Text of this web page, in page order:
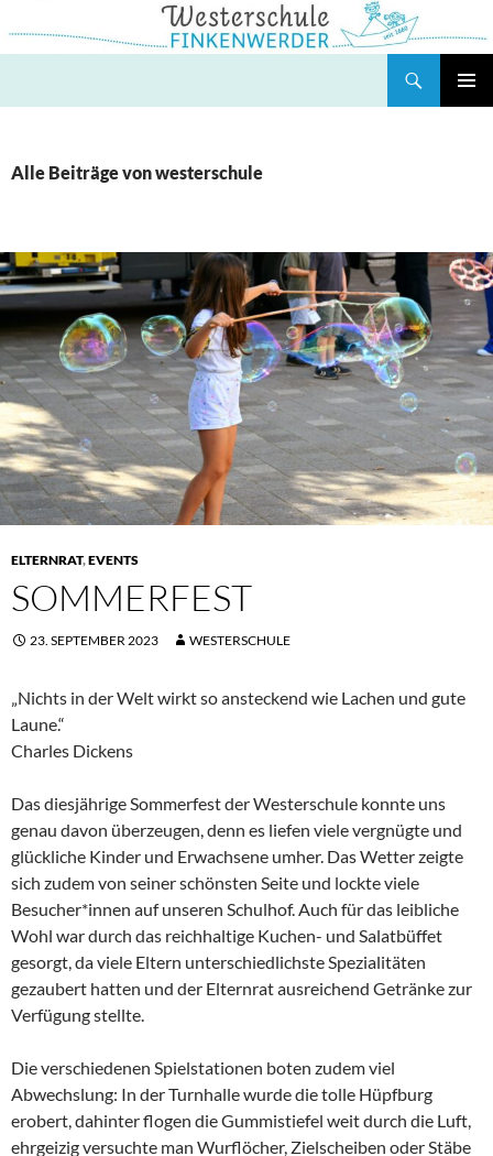
Inhalt
Alle Beiträge von westerschule
ELTERNRAT,EVENTS
SOMMERFEST
23. SEPTEMBER 2023 WESTERSCHULE
„Nichts in der Welt wirkt so ansteckend wie Lachen und gute
Laune.“
Charles Dickens
Das diesjährige Sommerfest der Westerschule konnte uns
genau davon überzeugen, denn es liefen viele vergnügte und
glückliche Kinder und Erwachsene umher. Das Wetter zeigte
sich zudem von seiner schönsten Seite und lockte viele
Besucher*innen auf unseren Schulhof. Auch für das leibliche
Wohl war durch das reichhaltige Kuchen- und Salatbüffet
gesorgt, da viele Eltern unterschiedlichste Spezialitäten
gezaubert hatten und der Elternrat ausreichend Getränke zur
Verfügung stellte.
Die verschiedenen Spielstationen boten zudem viel
Abwechslung: In der Turnhalle wurde die tolle Hüpfburg
erobert, dahinter flogen die Gummistiefel weit durch die Luft,
ehrgeizig versuchte man Wurflöcher, Zielscheiben oder Stäbe